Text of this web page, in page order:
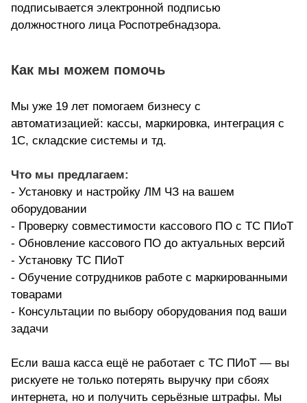
подписывается электронной подписью
должностного лица Роспотребнадзора.
Как мы можем помочь
Мы уже 19 лет помогаем бизнесу с
автоматизацией: кассы, маркировка, интеграция с
1С, складские системы и тд.
Что мы предлагаем:
- Установку и настройку ЛМ ЧЗ на вашем
оборудовании
- Проверку совместимости кассового ПО с ТС ПИоТ
- Обновление кассового ПО до актуальных версий
- Установку ТС ПИоТ
- Обучение сотрудников работе с маркированными
товарами
- Консультации по выбору оборудования под ваши
задачи
Если ваша касса ещё не работает с ТС ПИоТ — вы
рискуете не только потерять выручку при сбоях
интернета, но и получить серьёзные штрафы. Мы